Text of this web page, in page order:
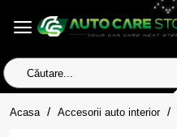
Căutare...
Acasa homeAccesorii auto interior